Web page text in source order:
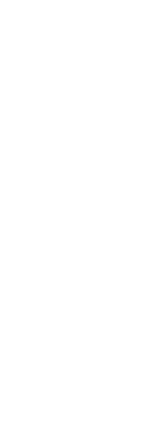
độ cứng, dẻo dai
kim loại.
cho cắt kim loại
và chính xác.
cưa được xử lý
dụng trong môi
thích với hầu
sắt phổ biến.
ứng nhu cầu sử
thay thế.
độ linh hoạt và
cho cắt thép,
dàng lắp đặt và
tạm thời trên thân